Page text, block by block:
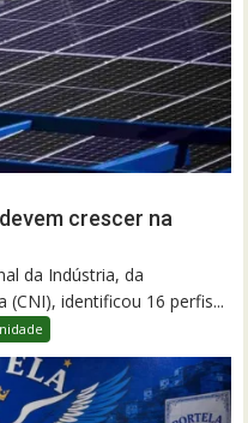
crescer na
da Indústria, da
(CNI), identificou 16 perfis...